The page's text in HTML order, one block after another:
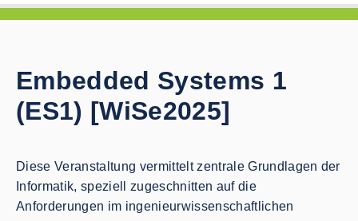
Embedded Systems 1
(ES1) [WiSe2025]
Diese Veranstaltung vermittelt zentrale Grundlagen der
Informatik, speziell zugeschnitten auf die
Anforderungen im ingenieurwissenschaftlichen